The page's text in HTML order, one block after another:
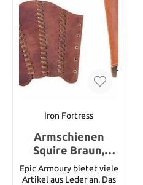
Iron Fortress
Armschienen
Squire Braun,
Größe S
Epic Armoury bietet viele
Artikel aus Leder an. Das